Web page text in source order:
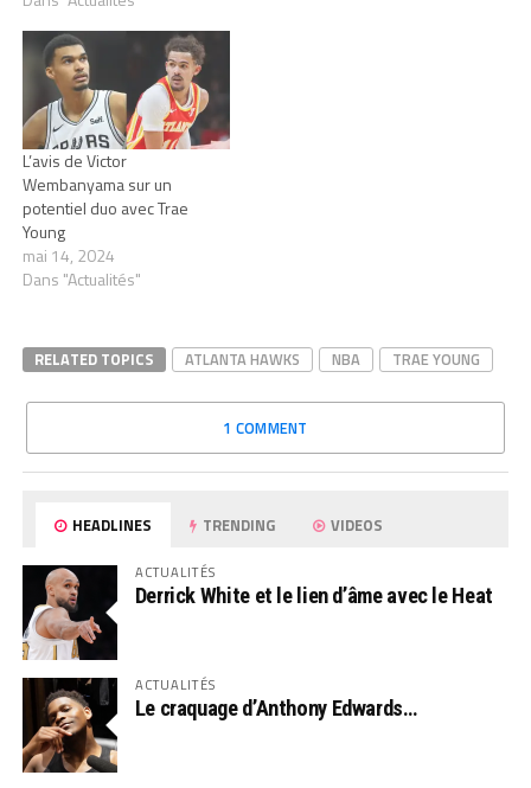
L’avis de Victor
Wembanyama sur un
potentiel duo avec Trae
Young
mai 14, 2024
Dans "Actualités"
RELATED TOPICS ATLANTA HAWKS NBA TRAE YOUNG
1 COMMENT
HEADLINES TRENDING VIDEOS
ACTUALITÉS
Derrick White et le lien d’âme avec le Heat
ACTUALITÉS
Le craquage d’Anthony Edwards…